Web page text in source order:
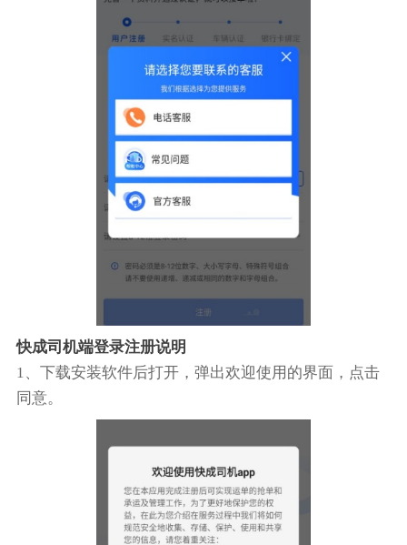
快成司机端登录注册说明
1、下载安装软件后打开，弹出欢迎使用的界面，点击
同意。